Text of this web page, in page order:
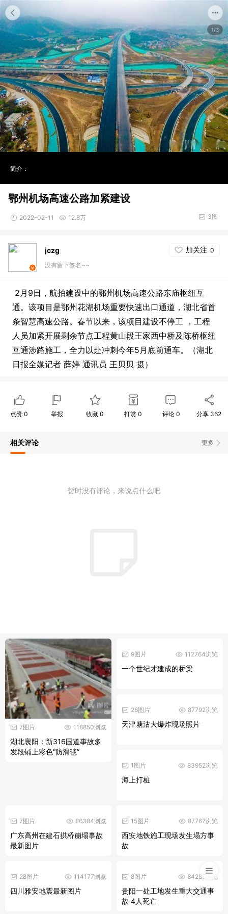
1/3
简介：
鄂州机场高速公路加紧建设
2022-02-11 12.8万 3图
jczg 加关注 0
没有留下签名~~
2月9日，航拍建设中的鄂州机场高速公路东庙枢纽互
通。该项目是鄂州花湖机场重要快速出口通道，湖北省首
条智慧高速公路。春节以来，该项目建设不停工 ，工程
人员加紧开展剩余节点工程黄山段王家西中桥及陈桥枢纽
互通涉路施工，全力以赴冲刺今年5月底前通车。（湖北
日报全媒记者 薛婷 通讯员 王贝贝 摄）
点赞 0 举报 收藏0 打赏 0 评论 0 分享 362
更多
相关评论
暂时没有评论，来说点什么吧
118850浏览
7图片
湖北襄阳：新316国道事故多
发段铺上彩色“防滑毯”
112764浏览
9图片
一个世纪才建成的桥梁
87792浏览
26图片
天津塘沽大爆炸现场照片
83952浏览
1图片
海上打桩
86384浏览
7图片
广东高州在建石拱桥崩塌事故
最新图片
87767浏览
15图片
西安地铁施工现场发生塌方事
故
114177浏览
28图片
四川雅安地震最新图片
84285浏览
8图片
贵阳一处工地发生重大交通事
故 4人死亡